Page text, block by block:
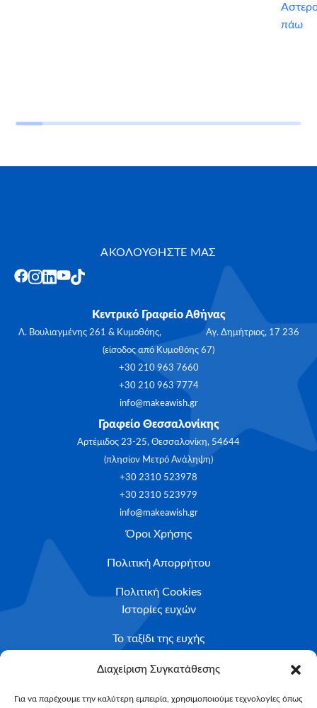
Διαχείριση Συγκατάθεσης
Για να παρέχουμε την καλύτερη εμπειρία, χρησιμοποιούμε τεχνολογίες όπως
πάω
ΑΚΟΛΟΥΘΗΣΤΕ ΜΑΣ
Κεντρικό Γραφείο Αθήνας
Λ. Βουλιαγμένης 261 & Κυμοθόης, Αγ. Δημήτριος, 17 236
(είσοδος από Κυμοθόης 67)
+30 210 963 7660
+30 210 963 7774
info@makeawish.gr
Γραφείο Θεσσαλονίκης
Αρτέμιδος 23-25, Θεσσαλονίκη, 54644
(πλησίον Μετρό Ανάληψη)
+30 2310 523978
+30 2310 523979
info@makeawish.gr
Όροι Χρήσης
Πολιτική Απορρήτου
Πολιτική Cookies
Ιστορίες ευχών
Το ταξίδι της ευχής
Κριτήρια Καταλληλότητας
Υποβολή Αιτήματος